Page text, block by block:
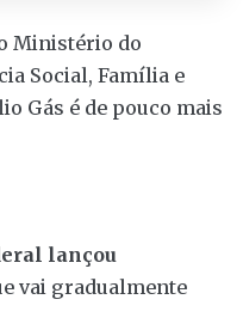
Ministério do
Social, Família e
Gás é de pouco mais
lançou
vai gradualmente